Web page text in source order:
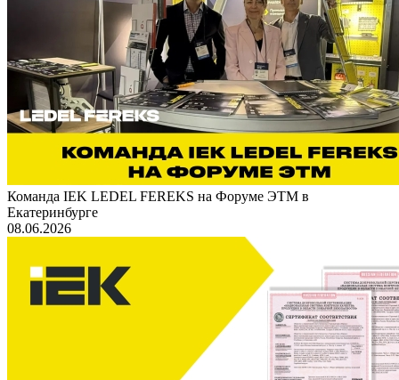
Команда IEK LEDEL FEREKS на Форуме ЭТМ в
Екатеринбурге
08.06.2026